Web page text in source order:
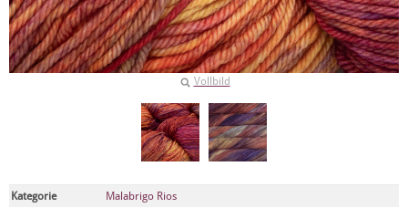
Vollbild
Kategorie
Malabrigo Rios